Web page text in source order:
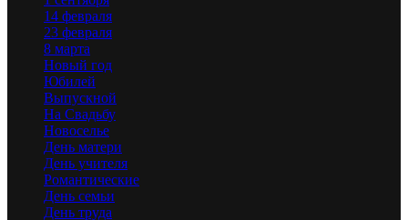
14 февраля
23 февраля
8 марта
Новый год
Юбилей
Выпускной
На Свадьбу
Новоселье
День матери
День учителя
Романтические
День семьи
День труда